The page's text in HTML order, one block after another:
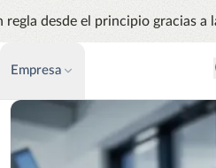
desde el principio gracias a
Empresa